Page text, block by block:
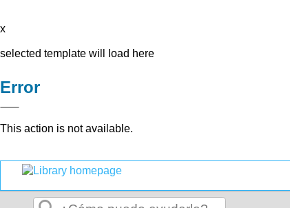
x
selected template will load here
Error
This action is not available.